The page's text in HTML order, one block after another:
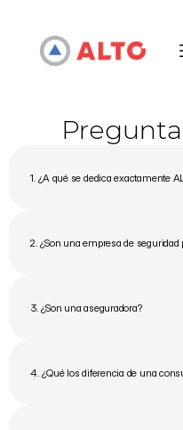
1. ¿A qué se dedica exactamente
2. ¿Son una empresa de seguridad
3. ¿Son una aseguradora?
4. ¿Qué los diferencia de una